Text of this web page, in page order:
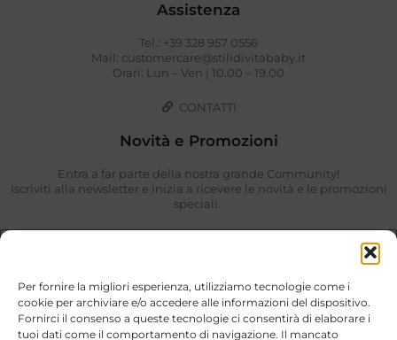
Per fornire la migliori esperienza, utilizziamo tecnologie come i
cookie per archiviare e/o accedere alle informazioni del dispositivo.
Fornirci il consenso a queste tecnologie ci consentirà di elaborare i
tuoi dati come il comportamento di navigazione. Il mancato
Assistenza
Tel.: +39 328 957 0556
Mail: customercare@stilidivitababy.it
Orari: Lun – Ven | 10.00 – 19.00
CONTATTI
Novità e Promozioni
Entra a far parte della nostra grande Community!
Iscriviti alla newsletter e inizia a ricevere le novità e le promozioni
speciali.